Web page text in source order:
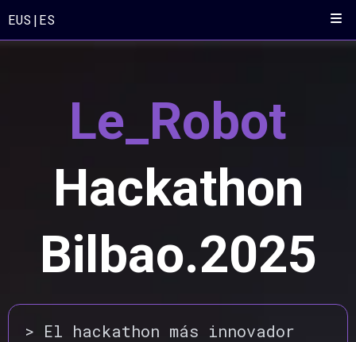
EUS |ES
Le_Robot
Hackathon
Bilbao.2025
> El hackathon más innovador